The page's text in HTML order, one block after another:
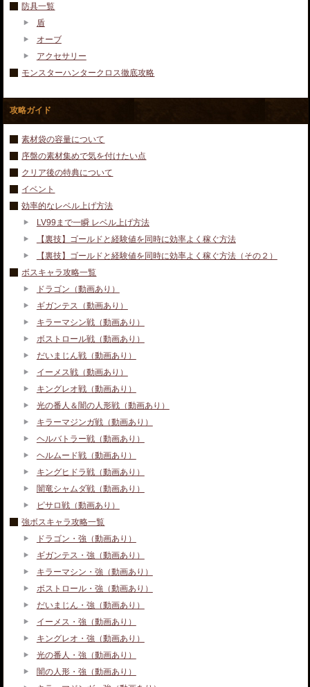
防具一覧
盾
オーブ
アクセサリー
モンスターハンタークロス徹底攻略
攻略ガイド
素材袋の容量について
序盤の素材集めで気を付けたい点
クリア後の特典について
イベント
効率的なレベル上げ方法
LV99まで一瞬 レベル上げ方法
【裏技】ゴールドと経験値を同時に効率よく稼ぐ方法
【裏技】ゴールドと経験値を同時に効率よく稼ぐ方法（その２）
ボスキャラ攻略一覧
ドラゴン（動画あり）
ギガンテス（動画あり）
キラーマシン戦（動画あり）
ボストロール戦（動画あり）
だいまじん戦（動画あり）
イーメス戦（動画あり）
キングレオ戦（動画あり）
光の番人＆闇の人形戦（動画あり）
キラーマジンガ戦（動画あり）
ヘルバトラー戦（動画あり）
ヘルムード戦（動画あり）
キングヒドラ戦（動画あり）
闇竜シャムダ戦（動画あり）
ピサロ戦（動画あり）
強ボスキャラ攻略一覧
ドラゴン・強（動画あり）
ギガンテス・強（動画あり）
キラーマシン・強（動画あり）
ボストロール・強（動画あり）
だいまじん・強（動画あり）
イーメス・強（動画あり）
キングレオ・強（動画あり）
光の番人・強（動画あり）
闇の人形・強（動画あり）